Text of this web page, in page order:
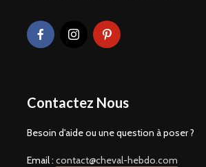
Contactez Nous
Besoin d'aide ou une question à poser ?
Email : contact@cheval-hebdo.com